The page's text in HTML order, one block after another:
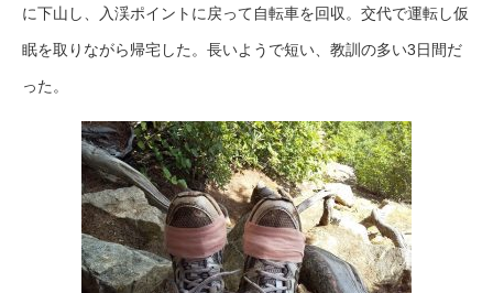
に下山し、入渓ポイントに戻って自転車を回収。交代で運転し仮
眠を取りながら帰宅した。長いようで短い、教訓の多い3日間だ
った。